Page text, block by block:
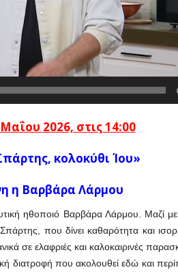
Μαΐου 2026, στις 14:00
κολοκύθι Ίου»
η Βαρβάρα Λάρμου
ηθοποιό Βαρβάρα Λάρμου. Μαζί
που δίνει καθαρότητα και
σε ελαφριές και καλοκαιρινές
διατροφή που ακολουθεί εδώ και